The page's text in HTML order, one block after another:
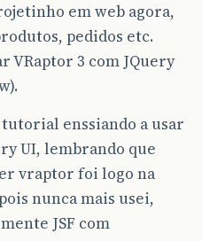
em web agora,
pedidos etc.
VRaptor 3 com JQuery
enssiando a usar
UI, lembrando que
vraptor foi logo na
nunca mais usei,
JSF com